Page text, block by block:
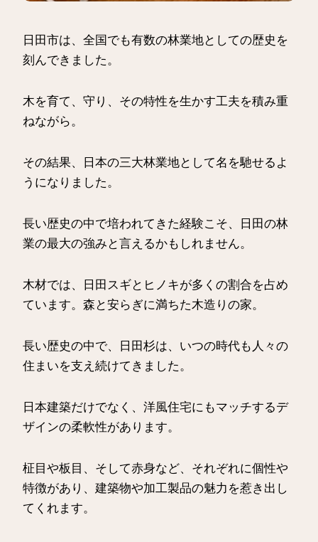
日田市は、全国でも有数の林業地としての歴史を
刻んできました。
木を育て、守り、その特性を生かす工夫を積み重
ねながら。
その結果、日本の三大林業地として名を馳せるよ
うになりました。
長い歴史の中で培われてきた経験こそ、日田の林
業の最大の強みと言えるかもしれません。
木材では、日田スギとヒノキが多くの割合を占め
ています。森と安らぎに満ちた木造りの家。
長い歴史の中で、日田杉は、いつの時代も人々の
住まいを支え続けてきました。
日本建築だけでなく、洋風住宅にもマッチするデ
ザインの柔軟性があります。
柾目や板目、そして赤身など、それぞれに個性や
特徴があり、建築物や加工製品の魅力を惹き出し
てくれます。